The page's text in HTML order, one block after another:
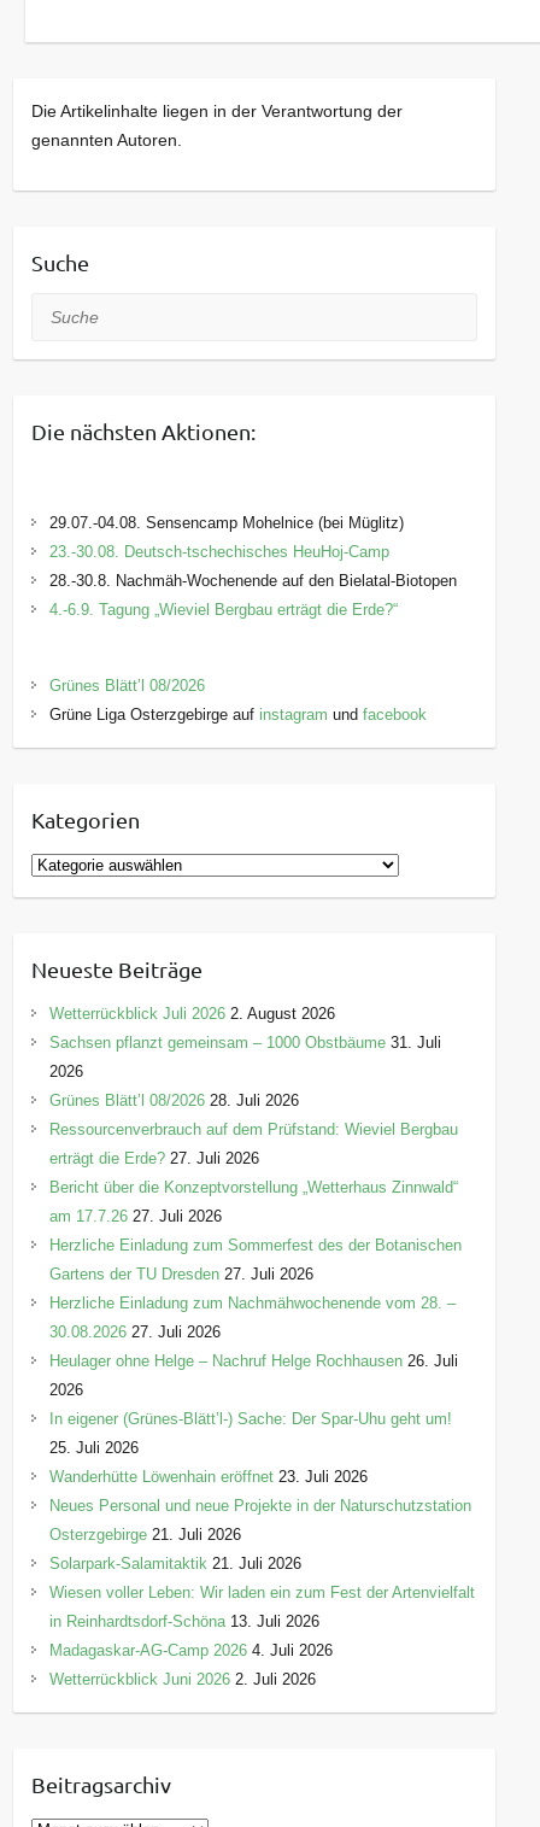
Die Artikelinhalte liegen in der Verantwortung der
genannten Autoren.
Suche
Suche
Die nächsten Aktionen:
29.07.-04.08. Sensencamp Mohelnice (bei Müglitz)
23.-30.08. Deutsch-tschechisches HeuHoj-Camp
28.-30.8. Nachmäh-Wochenende auf den Bielatal-Biotopen
4.-6.9. Tagung „Wieviel Bergbau erträgt die Erde?“
Grünes Blätt’l 08/2026
Grüne Liga Osterzgebirge auf instagram undfacebook
Kategorien
K
a
g
o
r
e
n
Neueste Beiträge
Wetterrückblick Juli 2026 2. August 2026
Sachsen pflanzt gemeinsam – 1000 Obstbäume 31. Juli
2026
Grünes Blätt’l 08/2026 28. Juli 2026
Ressourcenverbrauch auf dem Prüfstand: Wieviel Bergbau
erträgt die Erde? 27. Juli 2026
Bericht über die Konzeptvorstellung „Wetterhaus Zinnwald“
am 17.7.26 27. Juli 2026
Herzliche Einladung zum Sommerfest des der Botanischen
Gartens der TU Dresden 27. Juli 2026
Herzliche Einladung zum Nachmähwochenende vom 28. –
30.08.2026 27. Juli 2026
Heulager ohne Helge – Nachruf Helge Rochhausen 26. Juli
2026
In eigener (Grünes-Blätt’l-) Sache: Der Spar-Uhu geht um!
25. Juli 2026
Wanderhütte Löwenhain eröffnet 23. Juli 2026
Neues Personal und neue Projekte in der Naturschutzstation
Osterzgebirge 21. Juli 2026
Solarpark-Salamitaktik 21. Juli 2026
Wiesen voller Leben: Wir laden ein zum Fest der Artenvielfalt
in Reinhardtsdorf-Schöna 13. Juli 2026
Madagaskar-AG-Camp 2026 4. Juli 2026
Wetterrückblick Juni 2026 2. Juli 2026
Beitragsarchiv